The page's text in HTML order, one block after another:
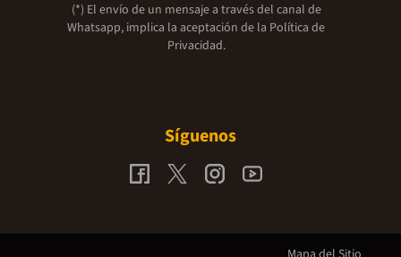
(*) El envío de un mensaje a través del canal de
Whatsapp, implica la aceptación de la Política de
Privacidad.
Síguenos